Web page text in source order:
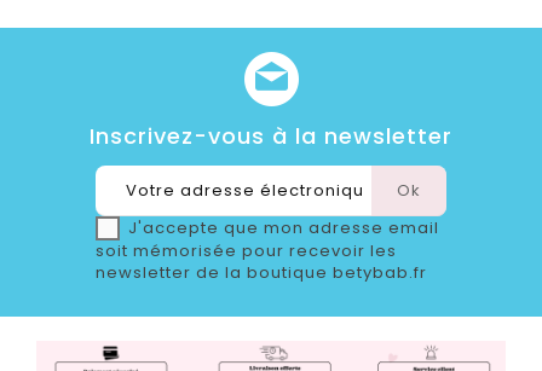
Inscrivez-vous à la newsletter
J'accepte que mon adresse email
soit mémorisée pour recevoir les
newsletter de la boutique betybab.fr